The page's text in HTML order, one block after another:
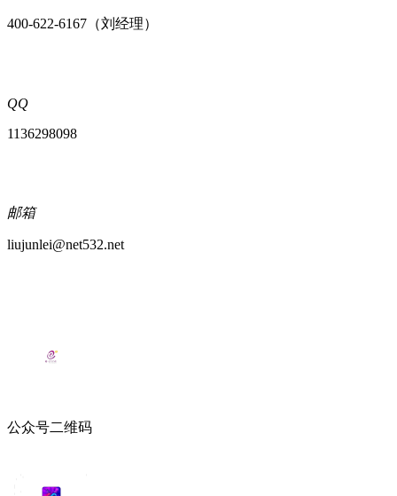
400-622-6167（刘经理）
QQ
1136298098
邮箱
liujunlei@net532.net
公众号二维码